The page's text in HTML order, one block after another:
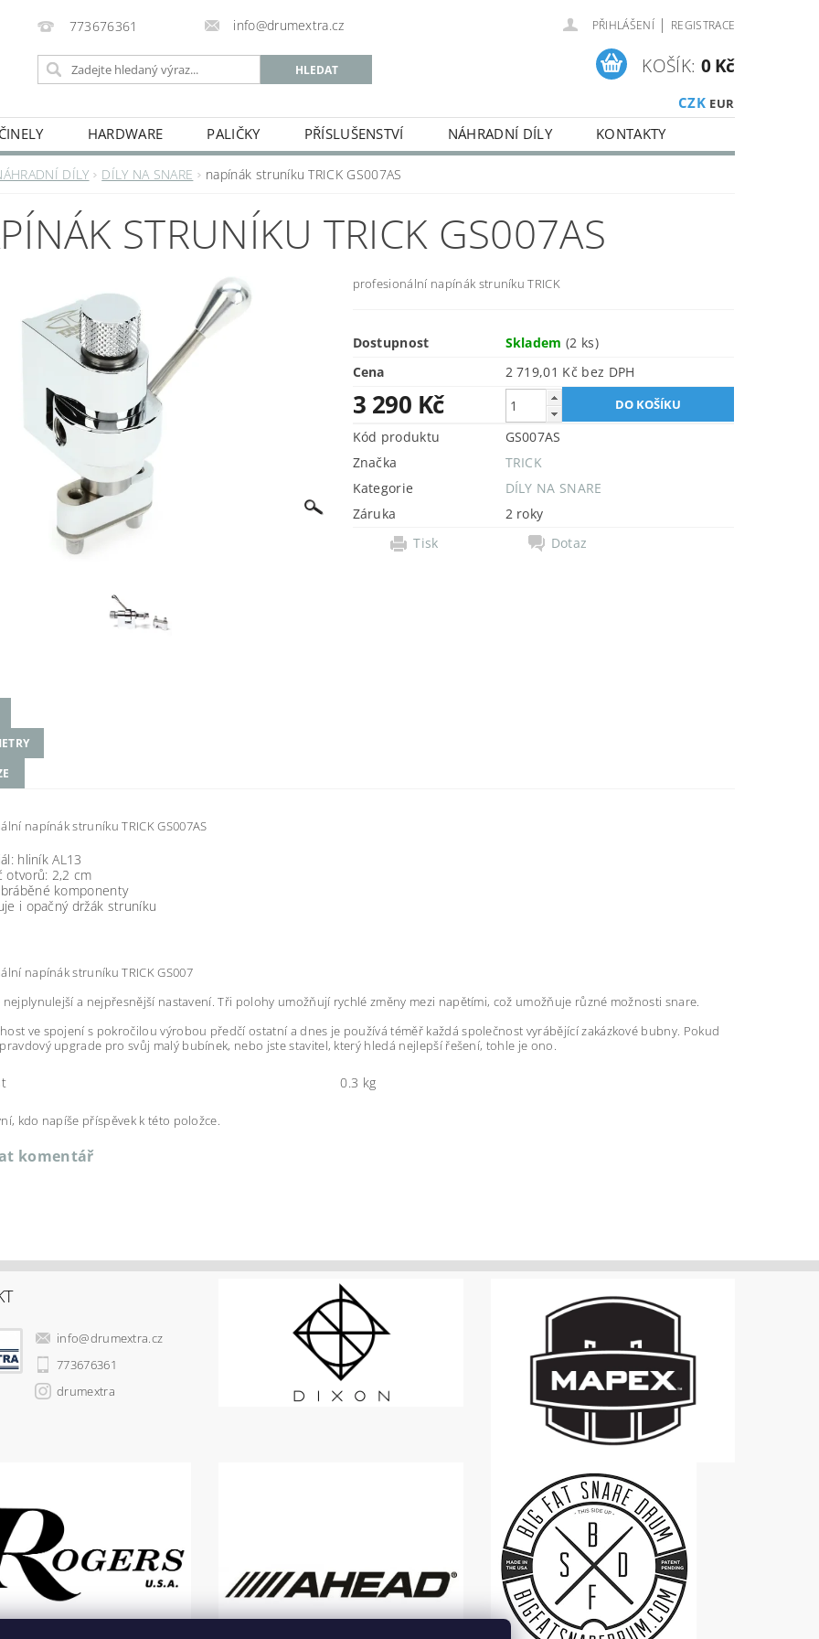
773676361 info@drumextra.cz PŘIHLÁŠENÍ | REGISTRACE
CZK EUR
KOŠÍK: 0 Kč
ČINELY HARDWARE PALIČKY PŘÍSLUŠENSTVÍ NÁHRADNÍ DÍLY KONTAKTY
DÍLY DÍLY NA SNARE napínák struníku TRICK GS007AS
STRUNÍKU TRICK GS007AS
profesionální napínák struníku TRICK
Dostupnost Skladem(2 ks)
Cena
2 719,01 Kč bez DPH
3 290 Kč
Kód produktu
GS007AS
Značka
TRICK
Kategorie
DÍLY NA SNARE
Záruka
2 roky
Tisk
Dotaz
napínák struníku TRICK GS007AS
hliník AL13
otvorů: 2,2 cm
komponenty
i opačný držák struníku
napínák struníku TRICK GS007
nejplynulejší a nejpřesnější nastavení. Tři polohy umožňují rychlé změny mezi napětími, což umožňuje různé možnosti snare.
ve spojení s pokročilou výrobou předčí ostatní a dnes je používá téměř každá společnost vyrábějící zakázkové bubny. Pokud
upgrade pro svůj malý bubínek, nebo jste stavitel, který hledá nejlepší řešení, tohle je ono.
0.3 kg
kdo napíše příspěvek k této položce.
komentář
info@drumextra.cz
773676361
drumextra